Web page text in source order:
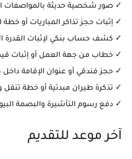
✓ صور شخصية حديثة بالمواصفات
✓ إثبات حجز تذاكر المباريات أو
✓ كشف حساب بنكي لإثبات القدرة
✓ خطاب من جهة العمل أو إثبات
✓ حجز فندقي أو عنوان الإقامة داخل
✓ تذكرة طيران مبدئية أو خطة
✓ دفع رسوم التأشيرة والبصمة
آخر موعد للتقديم